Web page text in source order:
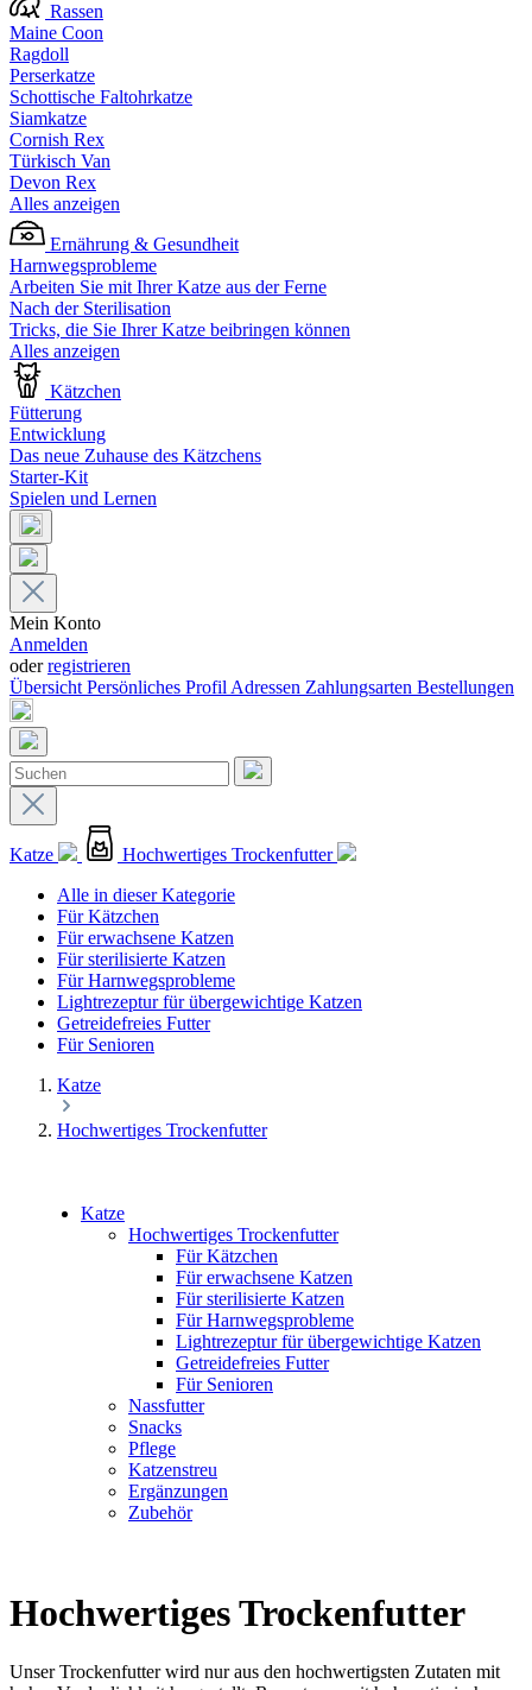
Rassen
Maine Coon
Ragdoll
Perserkatze
Schottische Faltohrkatze
Siamkatze
Cornish Rex
Türkisch Van
Devon Rex
Alles anzeigen
Ernährung & Gesundheit
Harnwegsprobleme
Arbeiten Sie mit Ihrer Katze aus der Ferne
Nach der Sterilisation
Tricks, die Sie Ihrer Katze beibringen können
Alles anzeigen
Kätzchen
Fütterung
Entwicklung
Das neue Zuhause des Kätzchens
Starter-Kit
Spielen und Lernen
Mein Konto
Anmelden
oderregistrieren
Übersicht Persönliches Profil Adressen Zahlungsarten Bestellungen
Katze
Hochwertiges Trockenfutter
Alle in dieser Kategorie
Für Kätzchen
Für erwachsene Katzen
Für sterilisierte Katzen
Für Harnwegsprobleme
Lightrezeptur für übergewichtige Katzen
Getreidefreies Futter
Für Senioren
Katze
Hochwertiges Trockenfutter
Katze
Hochwertiges Trockenfutter
Für Kätzchen
Für erwachsene Katzen
Für sterilisierte Katzen
Für Harnwegsprobleme
Lightrezeptur für übergewichtige Katzen
Getreidefreies Futter
Für Senioren
Nassfutter
Snacks
Pflege
Katzenstreu
Ergänzungen
Zubehör
Hochwertiges Trockenfutter
Unser Trockenfutter wird nur aus den hochwertigsten Zutaten mit